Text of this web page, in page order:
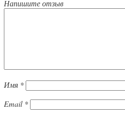
Напишите отзыв
Имя *
Email *